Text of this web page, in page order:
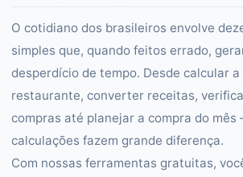
O cotidiano dos brasileiros envolve
simples que, quando feitos errado,
desperdício de tempo. Desde calcular
restaurante, converter receitas,
compras até planejar a compra do
calculações fazem grande diferença.
Com nossas ferramentas gratuitas,